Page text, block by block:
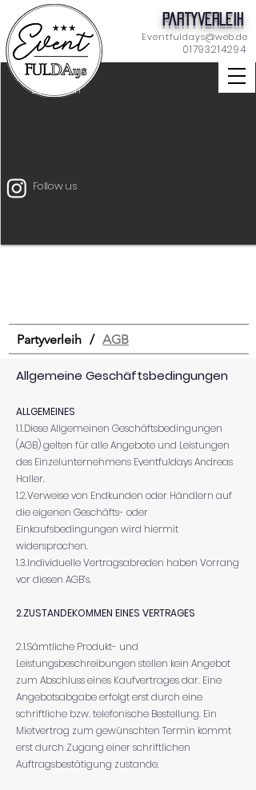
Partyverleih
01793214294
Eventfuldays@web.de
Follow us
Dekoration
Partyverleih / AGB
Allgemeine Geschäftsbedingungen
ALLGEMEINES
1.1.Diese Allgemeinen Geschäftsbedingungen
(AGB) gelten für alle Angebote und Leistungen
des Einzelunternehmens Eventfuldays Andreas
Haller.
1.2.Verweise von Endkunden oder Händlern auf
die eigenen Geschäfts- oder
Einkaufsbedingungen wird hiermit
widersprochen.
1.3.Individuelle Vertragsabreden haben Vorrang
vor diesen AGB’s.
2.ZUSTANDEKOMMEN EINES VERTRAGES
2.1.Sämtliche Produkt- und
Leistungsbeschreibungen stellen kein Angebot
zum Abschluss eines Kaufvertrages dar. Eine
Angebotsabgabe erfolgt erst durch eine
schriftliche bzw. telefonische Bestellung. Ein
Mietvertrag zum gewünschten Termin kommt
erst durch Zugang einer schriftlichen
Auftragsbestätigung zustande.